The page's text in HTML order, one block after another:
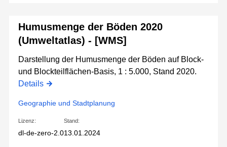
Humusmenge der Böden 2020
(Umweltatlas) - [WMS]
Darstellung der Humusmenge der Böden auf Block-
und Blockteilflächen-Basis, 1 : 5.000, Stand 2020.
Details
Geographie und Stadtplanung
Lizenz:
dl-de-zero-2.0
Stand:
13.01.2024